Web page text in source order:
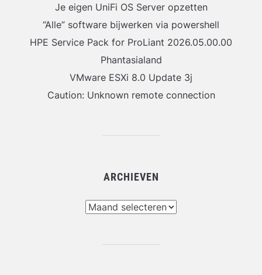
Je eigen UniFi OS Server opzetten
“Alle” software bijwerken via powershell
HPE Service Pack for ProLiant 2026.05.00.00
Phantasialand
VMware ESXi 8.0 Update 3j
Caution: Unknown remote connection
ARCHIEVEN